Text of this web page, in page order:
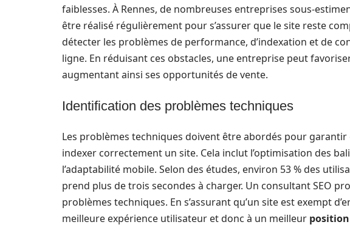
faiblesses. À Rennes, de nombreuses entreprises sous-
être réalisé régulièrement pour s’assurer que le site reste
détecter les problèmes de performance, d’indexation et de
ligne. En réduisant ces obstacles, une entreprise peut
augmentant ainsi ses opportunités de vente.
Identification des problèmes techniques
Les problèmes techniques doivent être abordés pour
indexer correctement un site. Cela inclut l’optimisation des
l’adaptabilité mobile. Selon des études, environ 53 % des
prend plus de trois secondes à charger. Un consultant SEO
problèmes techniques. En s’assurant qu’un site est exempt
meilleure expérience utilisateur et donc à un meilleur